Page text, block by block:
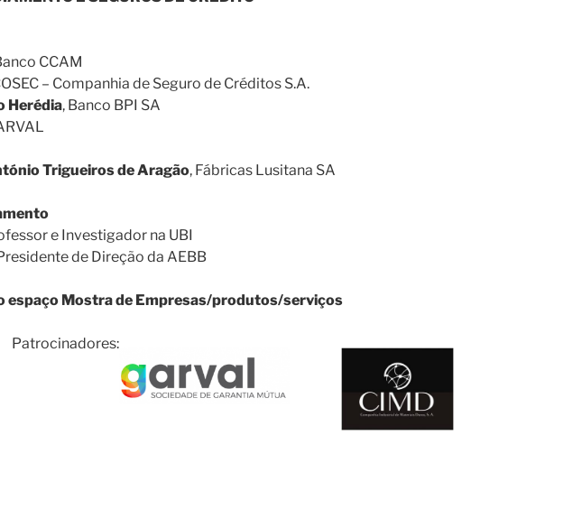
CCAM
– Companhia de Seguro de Créditos S.A.
Herédia, Banco BPI SA
Trigueiros de Aragão, Fábricas Lusitana SA
e Investigador na UBI
de Direção da AEBB
espaço Mostra de Empresas/produtos/serviços
Patrocinadores: